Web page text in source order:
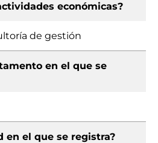
económicas?
de gestión
en el que se
en el que se registra?